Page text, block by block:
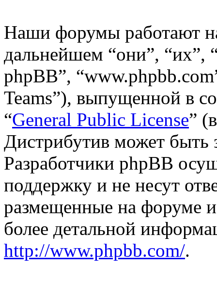
Наши форумы работают
дальнейшем “они”, “их”,
phpBB”,
Teams”), выпущенной в
“General Public License”
Дистрибутив может быть
Разработчики phpBB
поддержку и не несут
размещенные на форуме
более детальной
http://www.phpbb.com/.